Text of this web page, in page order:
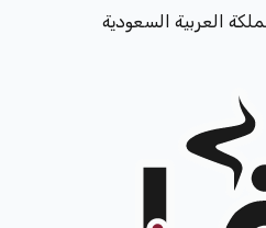
العربية السعودية